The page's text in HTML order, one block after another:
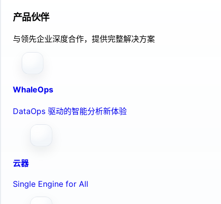
产品伙伴
与领先企业深度合作，提供完整解决方案
WhaleOps
DataOps 驱动的智能分析新体验
云器
Single Engine for All